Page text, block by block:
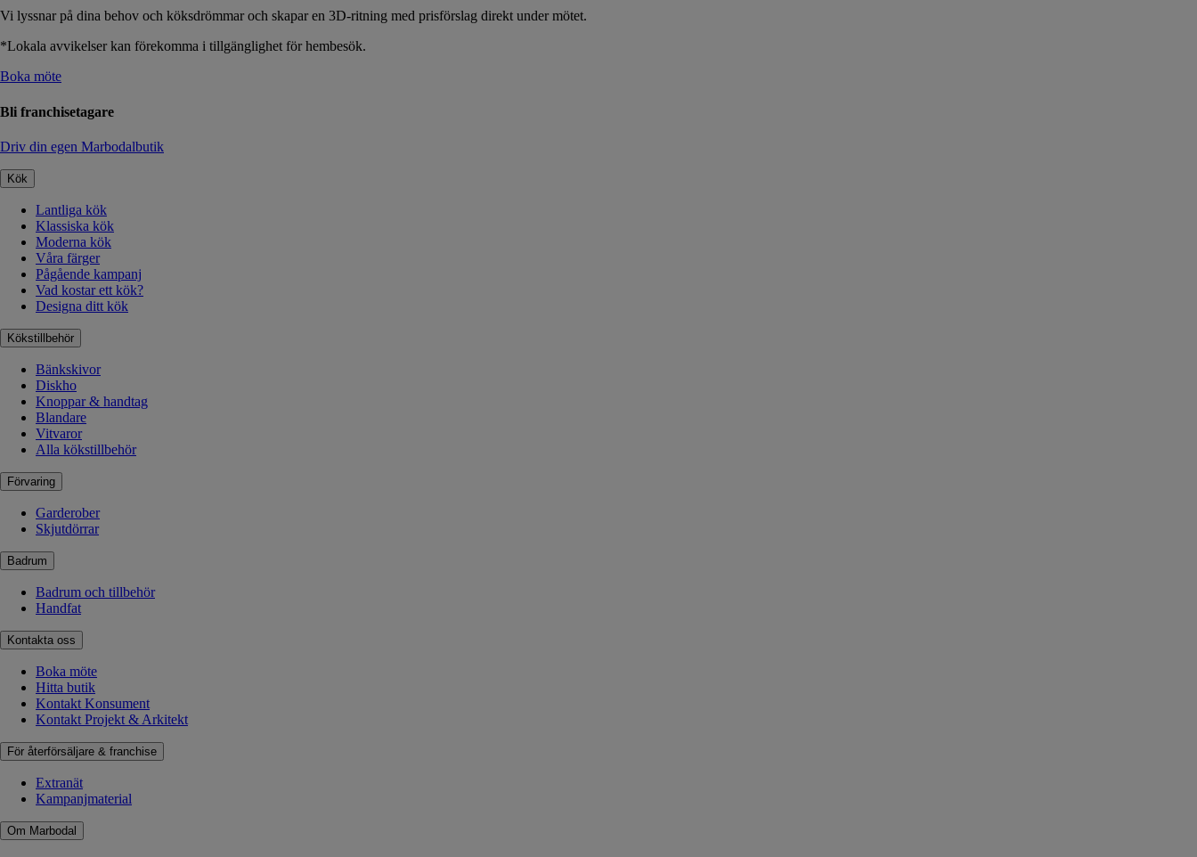
Vi lyssnar på dina behov och köksdrömmar och skapar en 3D-ritning med prisförslag direkt under mötet.
*Lokala avvikelser kan förekomma i tillgänglighet för hembesök.
Boka möte
Bli franchisetagare
Driv din egen Marbodalbutik
Kök
Lantliga kök
Klassiska kök
Moderna kök
Våra färger
Pågående kampanj
Vad kostar ett kök?
Designa ditt kök
Kökstillbehör
Bänkskivor
Diskho
Knoppar & handtag
Blandare
Vitvaror
Alla kökstillbehör
Förvaring
Garderober
Skjutdörrar
Badrum
Badrum och tillbehör
Handfat
Kontakta oss
Boka möte
Hitta butik
Kontakt Konsument
Kontakt Projekt & Arkitekt
För återförsäljare & franchise
Extranät
Kampanjmaterial
Om Marbodal